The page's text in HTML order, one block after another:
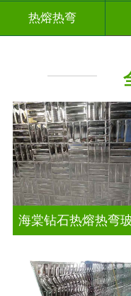
热熔热弯
海棠钻石热熔热弯